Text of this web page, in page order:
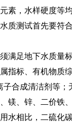
素，水样硬度等
质测试首先要符
满足地下水质量
指标、有机物质
合成清洁剂等
镁、锌、二价铁
水相比，二硫化